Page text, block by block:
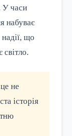
У часи
набуває
що
світло.
не
історія